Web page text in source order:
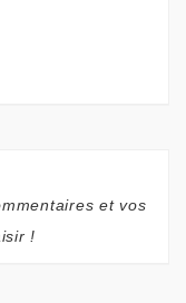
et vos
!